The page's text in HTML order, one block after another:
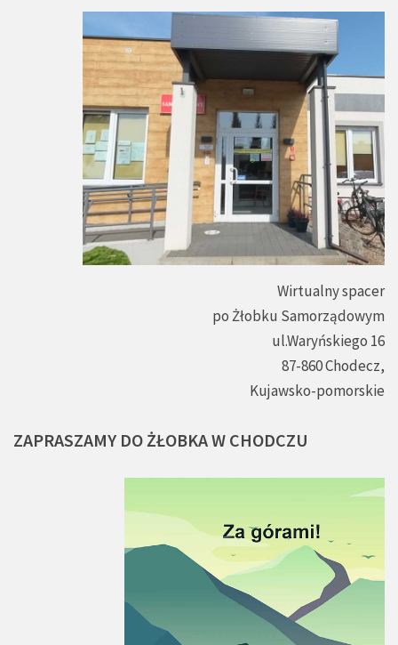
Wirtualny spacer
po Żłobku Samorządowym
ul.Waryńskiego 16
87-860 Chodecz,
Kujawsko-pomorskie
ZAPRASZAMY DO ŻŁOBKAW CHODCZU